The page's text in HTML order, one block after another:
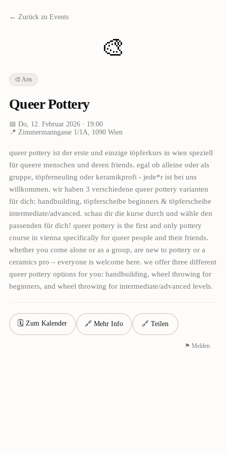
← Zurück zu Events
🎨
🎨 Arts
Queer Pottery
📅 Do, 12. Februar 2026· 19:00
📍 Zimmermanngasse 1/1A, 1090 Wien
queer pottery ist der erste und einzige töpferkurs in wien speziell
für queere menschen und deren friends. egal ob alleine oder als
gruppe, töpferneuling oder keramikprofi - jede*r ist bei uns
willkommen. wir haben 3 verschiedene queer pottery varianten
für dich: handbuilding, töpferscheibe beginners & töpferscheibe
intermediate/advanced. schau dir die kurse durch und wähle den
passenden für dich! queer pottery is the first and only pottery
course in vienna specifically for queer people and their friends.
whether you come alone or as a group, are new to pottery or a
ceramics pro – everyone is welcome here. we offer three different
queer pottery options for you: handbuilding, wheel throwing for
beginners, and wheel throwing for intermediate/advanced levels.
🗓 Zum Kalender 🔗 Mehr Info 🔗 Teilen
⚑ Melden